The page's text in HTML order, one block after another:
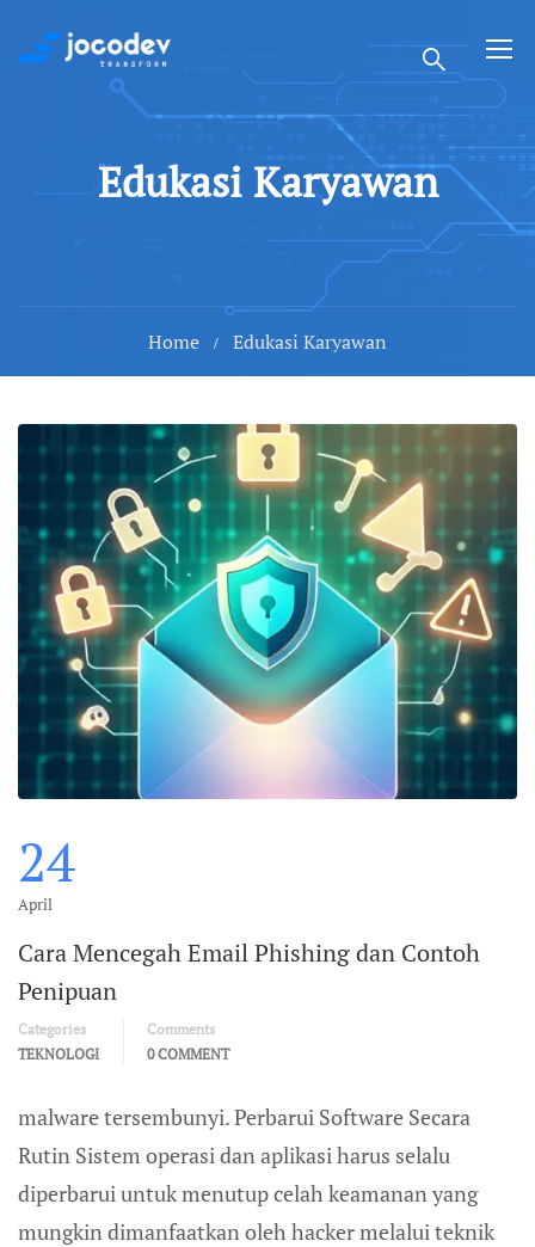
Edukasi Karyawan
Home Edukasi Karyawan
24
April
Cara Mencegah Email Phishing dan Contoh
Penipuan
Categories
TEKNOLOGI
Comments
0 COMMENT
malware tersembunyi. Perbarui Software Secara
Rutin Sistem operasi dan aplikasi harus selalu
diperbarui untuk menutup celah keamanan yang
mungkin dimanfaatkan oleh hacker melalui teknik